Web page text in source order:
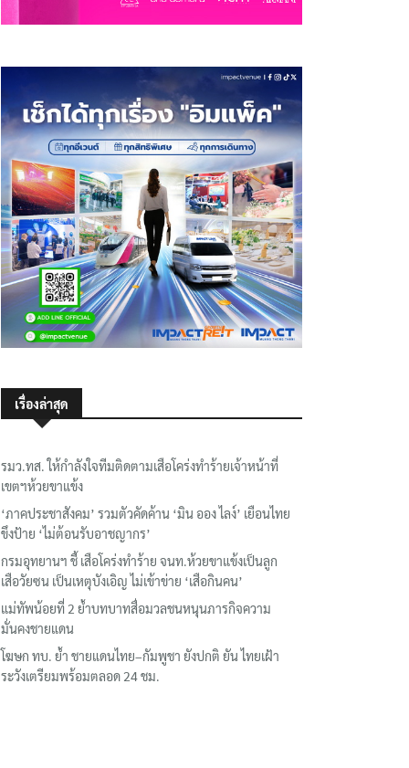
เรื่องล่าสุด
รมว.ทส. ให้กำลังใจทีมติดตามเสือโคร่งทำร้ายเจ้าหน้าที่
เขตฯห้วยขาแข้ง
‘ภาคประชาสังคม’ รวมตัวคัดค้าน ‘มิน ออง ไลง์’ เยือนไทย
ขึงป้าย ‘ไม่ต้อนรับอาชญากร’
กรมอุทยานฯ ชี้ เสือโคร่งทำร้าย จนท.ห้วยขาแข้งเป็นลูก
เสือวัยซน เป็นเหตุบังเอิญ ไม่เข้าข่าย ‘เสือกินคน’
แม่ทัพน้อยที่ 2 ย้ำบทบาทสื่อมวลชนหนุนภารกิจความ
มั่นคงชายแดน
โฆษก ทบ. ย้ำ ชายแดนไทย–กัมพูชา ยังปกติ ยัน ไทยเฝ้า
ระวังเตรียมพร้อมตลอด 24 ชม.